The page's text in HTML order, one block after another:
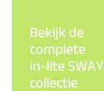
Bekijk de
complete
in-lite SWAY
collectie